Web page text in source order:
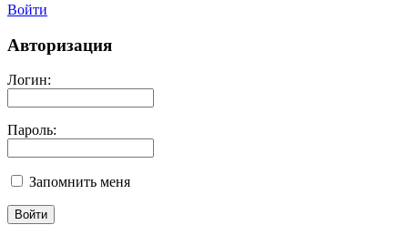
Войти
Авторизация
Логин:
Пароль:
Запомнить меня